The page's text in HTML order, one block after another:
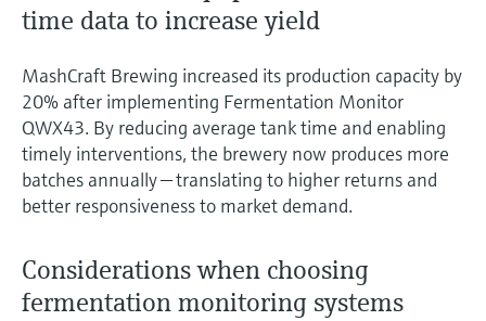
time data to increase yield
MashCraft Brewing increased its production capacity by
20% after implementing Fermentation Monitor
QWX43. By reducing average tank time and enabling
timely interventions, the brewery now produces more
batches annually — translating to higher returns and
better responsiveness to market demand.
Considerations when choosing
fermentation monitoring systems